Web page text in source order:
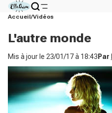
Accueil Vidéos
L'autre monde
Mis à jour le 23/01/17 à 18:43 Par